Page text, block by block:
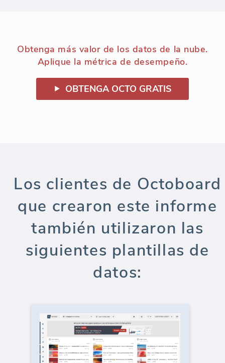
Obtenga más valor de los datos de la nube.
Aplique la métrica de desempeño.
OBTENGA OCTO GRATIS
Los clientes de Octoboard
que crearon este informe
también utilizaron las
siguientes plantillas de
datos: